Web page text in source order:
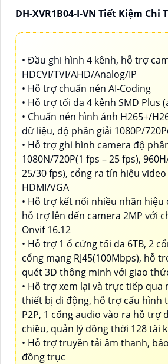
DH-XVR1B04-I-VN Tiết Kiệm Chi
• Đầu ghi hình 4 kênh, hỗ trợ
HDCVI/TVI/AHD/Analog/IP
• Hỗ trợ chuẩn nén AI-Coding
• Hỗ trợ tối đa 4 kênh SMD Plus
• Chuẩn nén hình ảnh H265+/
dữ liệu, độ phân giải 1080P/
• Hỗ trợ ghi hình camera độ
1080N/720P(1 fps – 25 fps),
25/30 fps), cổng ra tín hiệu
HDMI/VGA
• Hỗ trợ kết nối nhiều nhãn hiệu
hỗ trợ lên đến camera 2MP với
Onvif 16.12
• Hỗ trợ 1 ổ cứng tối đa 6TB, 2
cổng mạng RJ45(100Mbps), hỗ
quét 3D thông minh với giao
• Hỗ trợ xem lại và trực tiếp qua
thiết bị di động, hỗ trợ cấu hình
P2P, 1 cổng audio vào ra hỗ trợ
chiều, quản lý đồng thời 128 tài
• Hỗ trợ truyền tải âm thanh,
đồng trục